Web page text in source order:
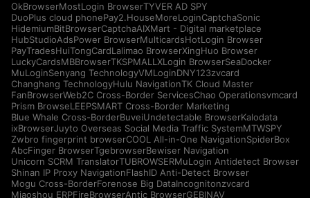
OkBrowserMostLogin BrowserTYVER AD SPY
DuoPlus cloud phonePay2.HouseMoreLoginCaptchaSonic
HidemiumBitBrowserCaptchaAIXMart - Digital marketplace
HubStudioAdsPower BrowserMulticardsHotLogin Browser
PayTradesHuiTongCardLalimao BrowserXingHuo Browser
LuckyCardsMBBrowserTKSPMALLXLogin BrowserSeaDocker
MuLoginSenyang TechnologyVMLoginDNY123zvcard
Changhang TechnologyHulu NavigationTK Cloud Master
FanBrowserWeb2C Cross-Border ServicesChao Operationsvmcard
Prism BrowseLEEPSMART Cross-Border Marketing
Blue Whale Cross-BorderBuveiUndetectable BrowserKalodata
ixBrowserJuyto Overseas Social Media Traffic SystemMTWSPY
Zwbro fingerprint browserCOOL All-in-One NavigationSpiderBox
AbcFinger BrowserTgebrowserBewiser Navigation
Unicorn SCRM TranslatorTUBROWSERMuLogin Antidetect Browser
Shinan IP Proxy NavigationFlashID Anti-Detect Browser
Mogu Cross-BorderForenose Big DataIncognitonzvcard
Miaoshou ERPFireBrowserAntic BrowserGEBINAV